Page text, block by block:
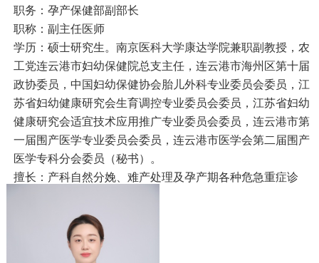
职务：孕产保健部副部长
职称：副主任医师
学历：硕士研究生。南京医科大学康达学院兼职副教授，农
工党连云港市妇幼保健院总支主任，连云港市海州区第十届
政协委员，中国妇幼保健协会胎儿外科专业委员会委员，江
苏省妇幼健康研究会生育调控专业委员会委员，江苏省妇幼
健康研究会适宜技术应用推广专业委员会委员，连云港市第
一届围产医学专业委员会委员，连云港市医学会第二届围产
医学专科分会委员（秘书）。
擅长：产科自然分娩、难产处理及孕产期各种危急重症诊